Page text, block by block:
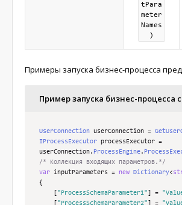
tPara
meter
Names
)
Примеры запуска бизнес-процесса
UserConnection userConnection =
IProcessExecutor processExecutor =
userConnection. ProcessEngine.
/* Коллекция входящих параметров.*/
var inputParameters = new Dictionary<
{
"ProcessSchemaParameter1" =
"ProcessSchemaParameter2" =